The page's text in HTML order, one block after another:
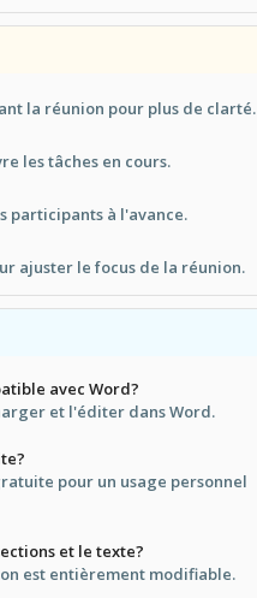
la réunion pour plus de clarté.
les tâches en cours.
participants à l'avance.
ajuster le focus de la réunion.
avec Word?
et l'éditer dans Word.
pour un usage personnel
et le texte?
est entièrement modifiable.